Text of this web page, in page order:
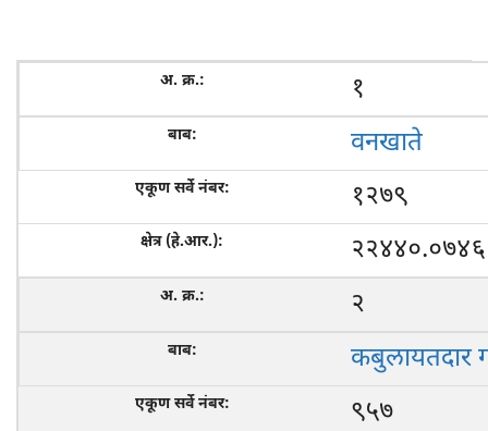
१
वनखाते
१२७९
२२४४०.०७४६
२
कबुलायतदार
९५७